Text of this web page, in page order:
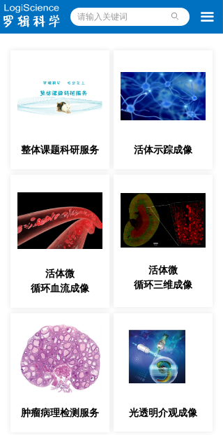
끀
ꄙ
整体课题科研服务 活体示踪成像
活体微
循环血流成像
活体微
循环三维成像
肿瘤病理检测服务 光透明介观成像